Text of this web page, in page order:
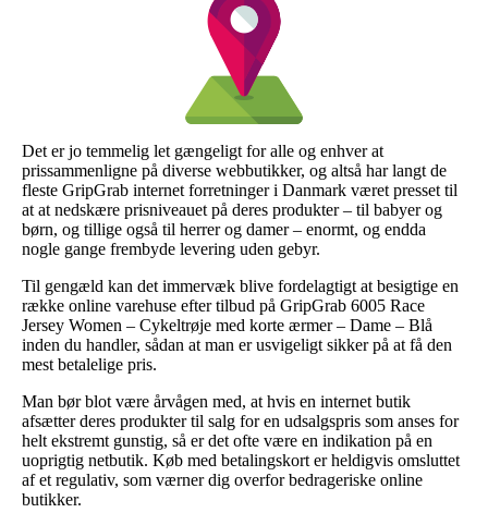
Det er jo temmelig let gængeligt for alle og enhver at
prissammenligne på diverse webbutikker, og altså har langt de
fleste GripGrab internet forretninger i Danmark været presset til
at at nedskære prisniveauet på deres produkter – til babyer og
børn, og tillige også til herrer og damer – enormt, og endda
nogle gange frembyde levering uden gebyr.
Til gengæld kan det immervæk blive fordelagtigt at besigtige en
række online varehuse efter tilbud på GripGrab 6005 Race
Jersey Women – Cykeltrøje med korte ærmer – Dame – Blå
inden du handler, sådan at man er usvigeligt sikker på at få den
mest betalelige pris.
Man bør blot være årvågen med, at hvis en internet butik
afsætter deres produkter til salg for en udsalgspris som anses for
helt ekstremt gunstig, så er det ofte være en indikation på en
uoprigtig netbutik. Køb med betalingskort er heldigvis omsluttet
af et regulativ, som værner dig overfor bedrageriske online
butikker.